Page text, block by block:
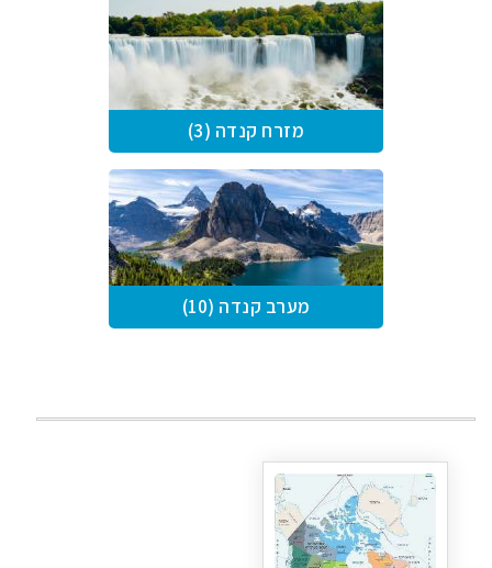
מזרח קנדה (3)
מערב קנדה (10)